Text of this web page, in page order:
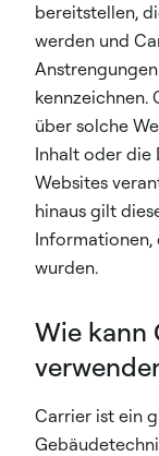
bereitstellen,
werden und
kennzeichnen.
über solche
Inhalt oder die
Websites
hinaus gilt
Informationen,
wurden.
Wie kann
Carrier ist ein